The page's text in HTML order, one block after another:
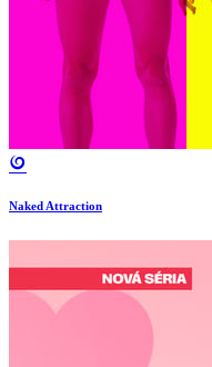
Naked Attraction